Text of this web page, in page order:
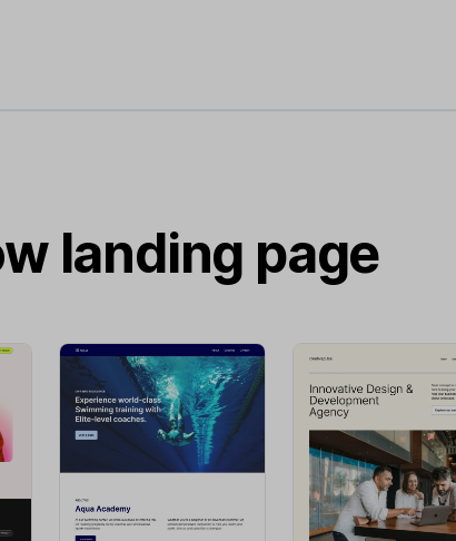
landing page